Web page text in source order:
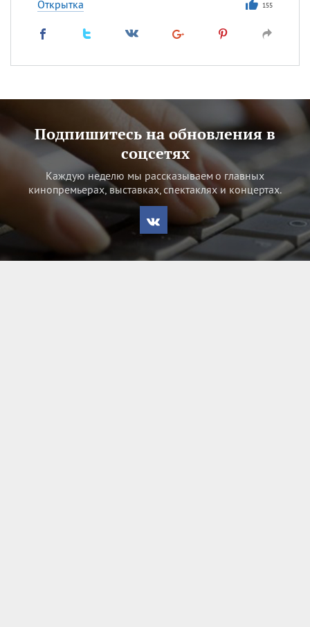
Открытка 155
Подпишитесь на обновления в
соцсетях
Каждую неделю мы рассказываем о главных
кинопремьерах, выставках, спектаклях и концертах.